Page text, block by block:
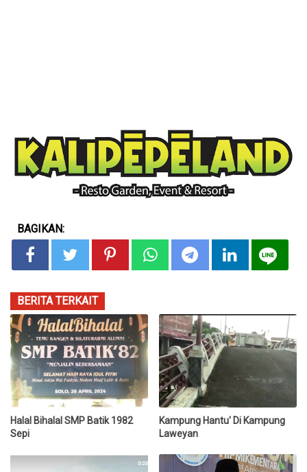
BAGIKAN:
BERITA TERKAIT
Halal Bihalal SMP Batik 1982
Sepi
Kampung Hantu' Di Kampung
Laweyan